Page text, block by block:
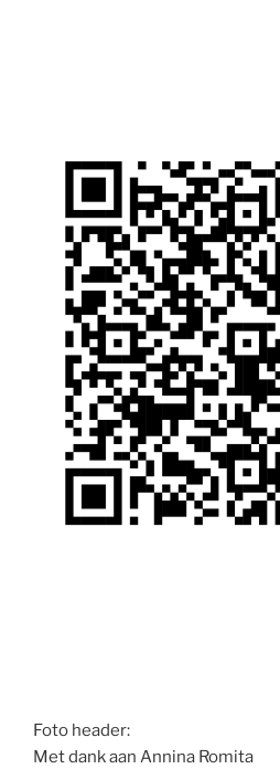
Foto header:
Met dank aan Annina Romita